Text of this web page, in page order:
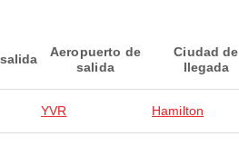
Aeropuerto de
salida
Ciudad de
llegada
YVR Hamilton